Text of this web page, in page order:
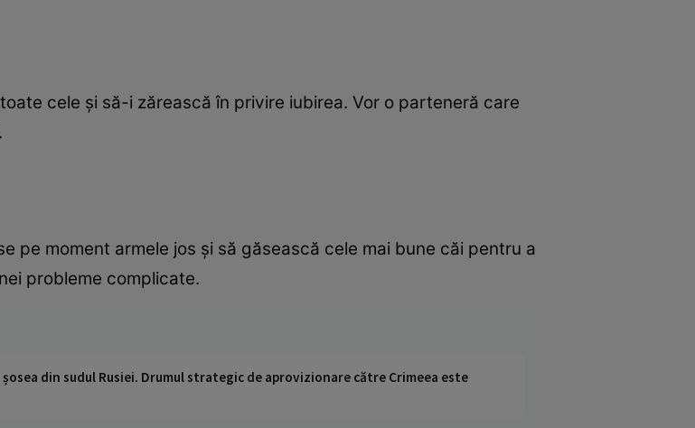
cele şi să-i zărească în privire iubirea. Vor o parteneră care
pe moment armele jos şi să găsească cele mai bune căi pentru a
probleme complicate.
din sudul Rusiei. Drumul strategic de aprovizionare către Crimeea este